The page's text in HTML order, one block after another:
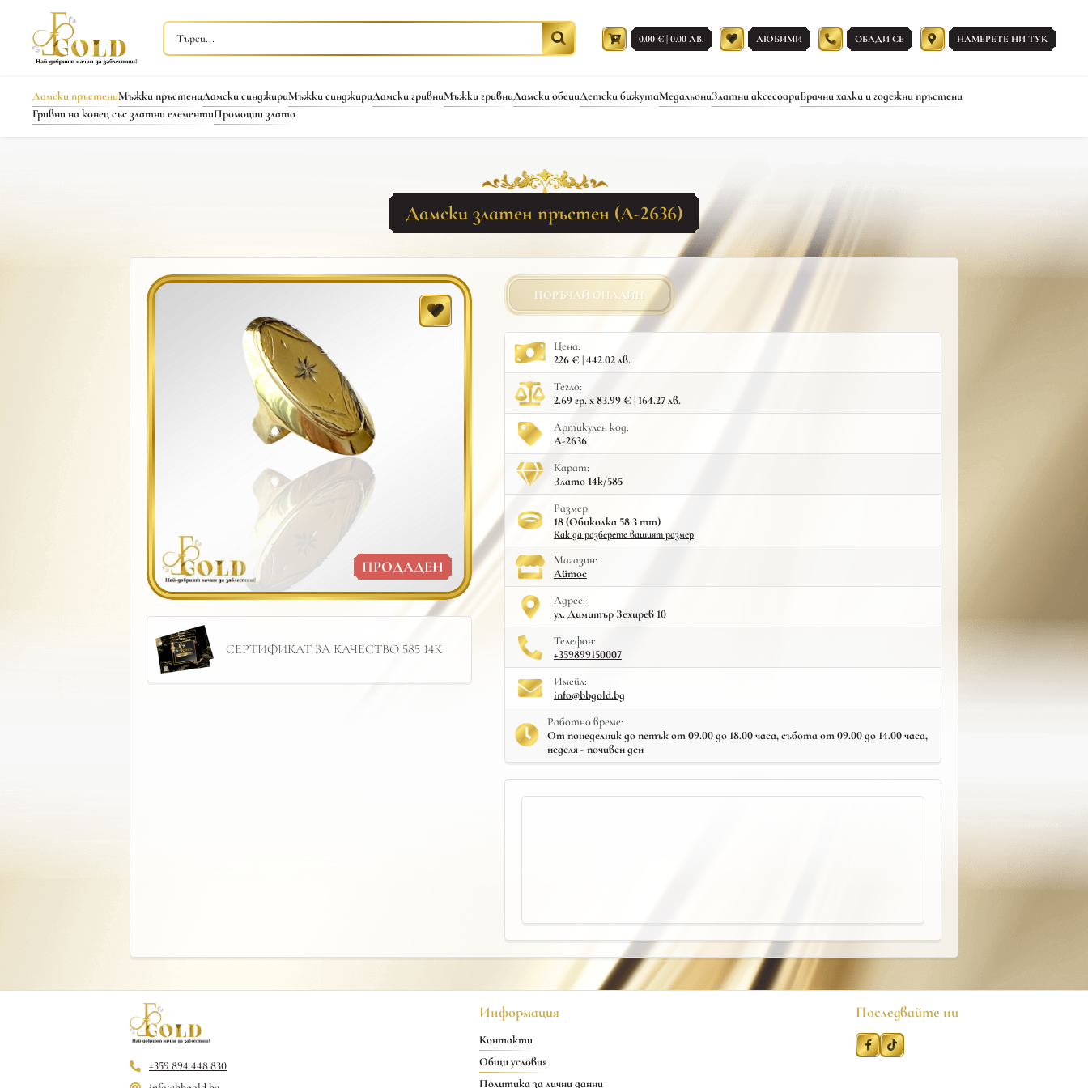
0.00 € | 0.00 ЛВ. ЛЮБИМИ ОБАДИ СЕ НАМЕРЕТЕ НИ ТУК
Дамски пръстениМъжки пръстениДамски синджириМъжки синджириДамски гривниМъжки гривниДамски обециДетски бижутаМедальониЗлатни аксесоариБрачни халки и годежни пръстени
Гривни на конец със златни елементиПромоции злато
Дамски златен пръстен (A-2636)
ПРОДАДЕН
СЕРТИФИКАТ ЗА КАЧЕСТВО 585 14К
ПОРЪЧАЙ ОНЛАЙН
Цена:
226 € | 442.02 лв.
Тегло:
2.69 гр. x 83.99 € | 164.27 лв.
Артикулен код:
A-2636
Карат:
Злато 14к/585
Размер:
18 (Обиколка 58.3 mm)
Как да разберете вашият размер
Mагазин:
Айтос
Адрес:
ул. Димитър Зехирев 10
Телефон:
+359899150007
Имейл:
info@bbgold.bg
Работно време:
От понеделник до петък от 09.00 до 18.00 часа, събота от 09.00 до 14.00 часа,
неделя - почивен ден
+359 894 448 830
Информация
Контакти
Общи условия
Политика за лични данни
Последвайте ни